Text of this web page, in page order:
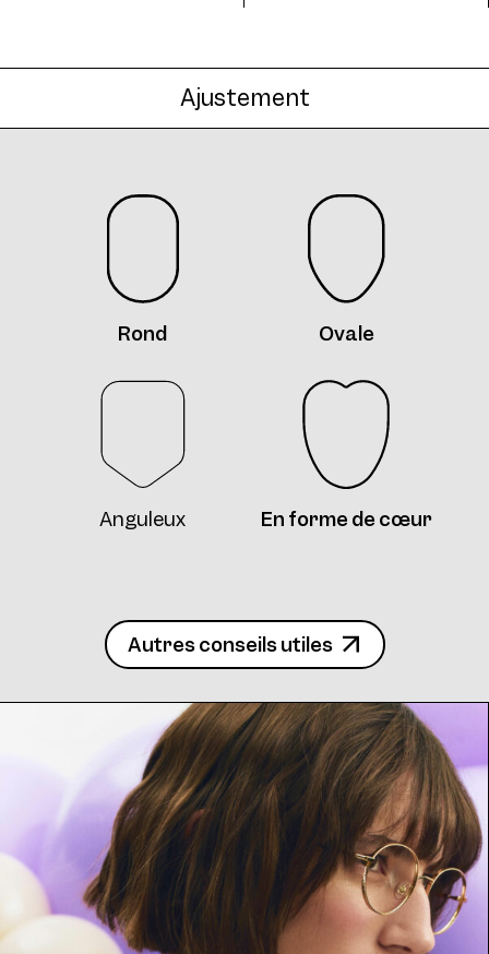
Ajustement
Rond Ovale
Anguleux En forme de cœur
Autres conseils utiles
Frame AW06 Col. 08 47/24
Frame AW06 Col. 09 47/24
Frame AW06 Col. 10 47/24
Frame AW06 Col. 11 47/24
Frame AW06 Col. 12 47/24